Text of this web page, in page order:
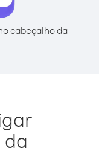
cabeçalho da
da